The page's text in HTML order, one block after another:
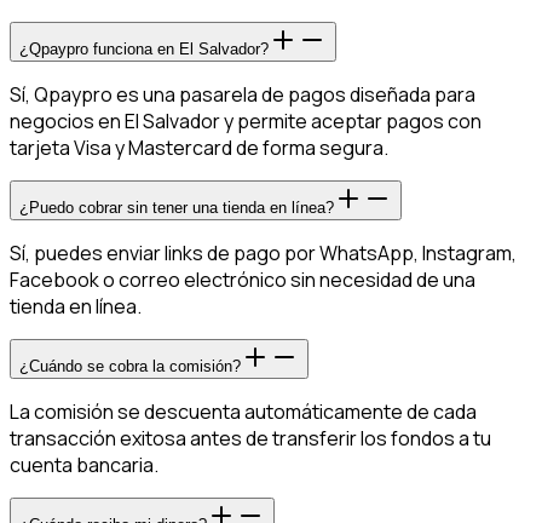
¿Qpaypro funciona en El Salvador?
Sí, Qpaypro es una pasarela de pagos diseñada para
negocios en El Salvador y permite aceptar pagos con
tarjeta Visa y Mastercard de forma segura.
¿Puedo cobrar sin tener una tienda en línea?
Sí, puedes enviar links de pago por WhatsApp, Instagram,
Facebook o correo electrónico sin necesidad de una
tienda en línea.
¿Cuándo se cobra la comisión?
La comisión se descuenta automáticamente de cada
transacción exitosa antes de transferir los fondos a tu
cuenta bancaria.